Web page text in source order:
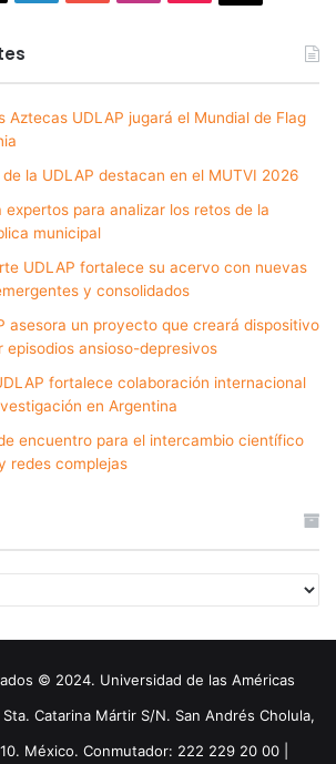
Aztecas UDLAP jugará el Mundial de Flag
de la UDLAP destacan en el MUTVI 2026
expertos para analizar los retos de la
municipal
UDLAP fortalece su acervo con nuevas
y consolidados
asesora un proyecto que creará dispositivo
episodios ansioso-depresivos
fortalece colaboración internacional
en Argentina
encuentro para el intercambio científico
redes complejas
© 2024. Universidad de las Américas
Catarina Mártir S/N. San Andrés Cholula,
México. Conmutador: 222 229 20 00 |